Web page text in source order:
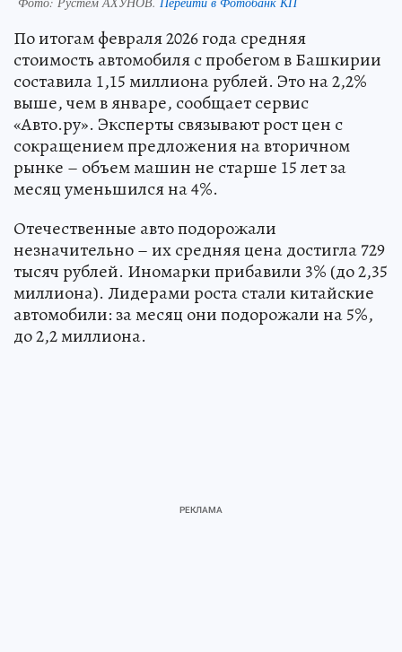
По итогам февраля 2026 года средняя
стоимость автомобиля с пробегом в Башкирии
составила 1,15 миллиона рублей. Это на 2,2%
выше, чем в январе, сообщает сервис
«Авто.ру». Эксперты связывают рост цен с
сокращением предложения на вторичном
рынке – объем машин не старше 15 лет за
месяц уменьшился на 4%.
Отечественные авто подорожали
незначительно – их средняя цена достигла 729
тысяч рублей. Иномарки прибавили 3% (до 2,35
миллиона). Лидерами роста стали китайские
автомобили: за месяц они подорожали на 5%,
до 2,2 миллиона.